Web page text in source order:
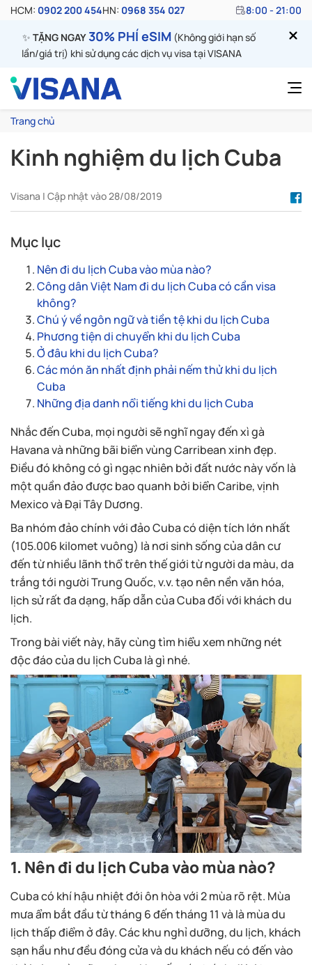
HCM: 0902 200 454HN: 0968 354 027 8:00 - 21:00
✨ TẶNG NGAY30% PHÍ eSIM (Không giới hạn số
lần/giá trị) khi sử dụng các dịch vụ visa tại VISANA
Trang chủ
Kinh nghiệm du lịch Cuba
Visana | Cập nhật vào 28/08/2019
Mục lục
Nên đi du lịch Cuba vào mùa nào?
Công dân Việt Nam đi du lịch Cuba có cần visa
không?
Chú ý về ngôn ngữ và tiền tệ khi du lịch Cuba
Phương tiện di chuyển khi du lịch Cuba
Ở đâu khi du lịch Cuba?
Các món ăn nhất định phải nếm thử khi du lịch
Cuba
Những địa danh nổi tiếng khi du lịch Cuba
Nhắc đến Cuba, mọi người sẽ nghĩ ngay đến xì gà
Havana và những bãi biển vùng Carribean xinh đẹp.
Điều đó không có gì ngạc nhiên bởi đất nước này vốn là
một quần đảo được bao quanh bởi biển Caribe, vịnh
Mexico và Đại Tây Dương.
Ba nhóm đảo chính với đảo Cuba có diện tích lớn nhất
(105.006 kilomet vuông) là nơi sinh sống của dân cư
đến từ nhiều lãnh thổ trên thế giới từ người da màu, da
trắng tới người Trung Quốc, v.v. tạo nên nền văn hóa,
lịch sử rất đa dạng, hấp dẫn của Cuba đối với khách du
lịch.
Trong bài viết này, hãy cùng tìm hiểu xem những nét
độc đáo của du lịch Cuba là gì nhé.
1. Nên đi du lịch Cuba vào mùa nào?
Cuba có khí hậu nhiệt đới ôn hòa với 2 mùa rõ rệt. Mùa
mưa ẩm bắt đầu từ tháng 6 đến tháng 11 và là mùa du
lịch thấp điểm ở đây. Các khu nghỉ dưỡng, du lịch, khách
sạn hầu như đều đóng cửa và du khách nếu có đến vào